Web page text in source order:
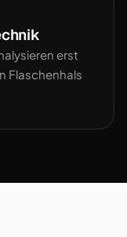
erst
Flaschenhals